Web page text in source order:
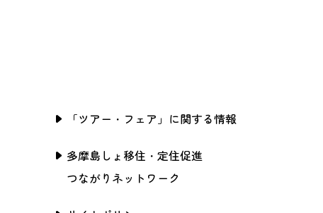
「ツアー・フェア」に関する情報
多摩島しょ移住・定住促進
つながりネットワーク